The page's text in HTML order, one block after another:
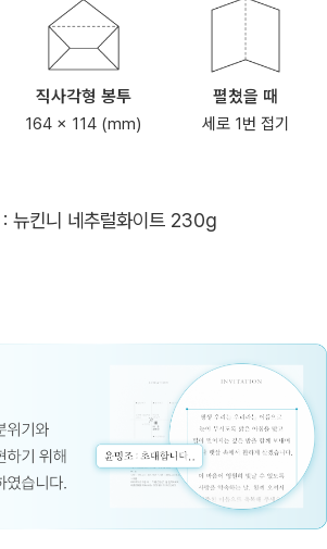
직사각형 봉투
164 x 114 (mm)
펼쳤을 때
세로 1번 접기